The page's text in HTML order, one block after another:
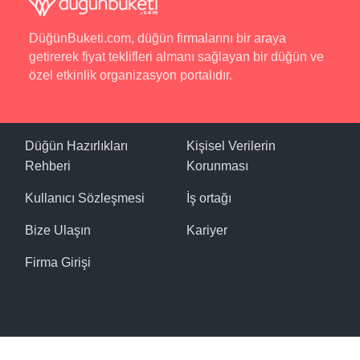
DüğünBuketi.com, düğün firmalarını bir araya
getirerek fiyat teklifleri almanı sağlayan bir düğün ve
özel etkinlik organizasyon portalıdır.
Düğün Hazırlıkları
Rehberi
Kullanıcı Sözleşmesi
Bize Ulaşın
Firma Girişi
Kişisel Verilerin
Korunması
İş ortağı
Kariyer